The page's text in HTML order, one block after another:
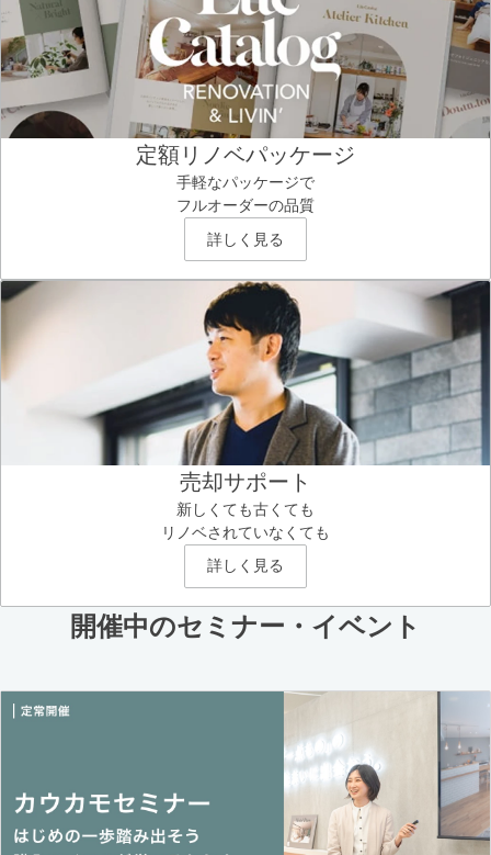
定額リノベパッケージ
手軽なパッケージで
フルオーダーの品質
詳しく見る
売却サポート
新しくても古くても
リノベされていなくても
詳しく見る
開催中のセミナー・イベント